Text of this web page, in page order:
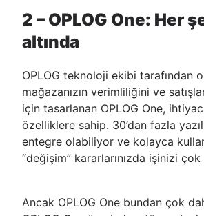
2 – OPLOG One: Her
altında
OPLOG teknoloji ekibi tarafından
mağazanızın verimliliğini ve
için tasarlanan OPLOG One,
özelliklere sahip. 30’dan fazla
entegre olabiliyor ve kolayca
“değişim” kararlarınızda işinizi çok
Ancak OPLOG One bundan çok